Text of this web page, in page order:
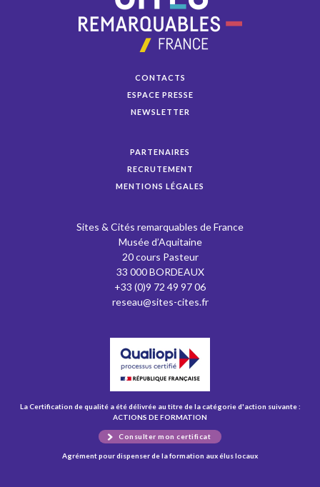
CONTACTS
ESPACE PRESSE
NEWSLETTER
PARTENAIRES
RECRUTEMENT
MENTIONS LÉGALES
Sites & Cités remarquables de France
Musée d’Aquitaine
20 cours Pasteur
33 000 BORDEAUX
+33 (0)9 72 49 97 06
reseau@sites-cites.fr
La Certification de qualité a été délivrée au titre de la catégorie d'action suivante :
ACTIONS DE FORMATION
Consulter mon certificat
Agrément pour dispenser de la formation aux élus locaux